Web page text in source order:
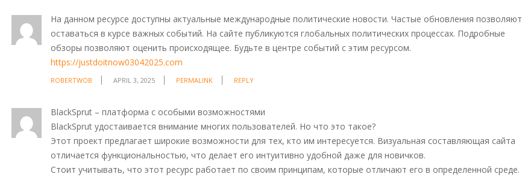
На данном ресурсе доступны актуальные международные политические новости. Частые обновления позволяют
оставаться в курсе важных событий. На сайте публикуются глобальных политических процессах. Подробные
обзоры позволяют оценить происходящее. Будьте в центре событий с этим ресурсом.
https://justdoitnow03042025.com
ROBERTWOB APRIL 3, 2025 PERMALINK REPLY
BlackSprut – платформа с особыми возможностями
BlackSprut удостаивается внимание многих пользователей. Но что это такое?
Этот проект предлагает широкие возможности для тех, кто им интересуется. Визуальная составляющая сайта
отличается функциональностью, что делает его интуитивно удобной даже для новичков.
Стоит учитывать, что этот ресурс работает по своим принципам, которые отличают его в определенной среде.